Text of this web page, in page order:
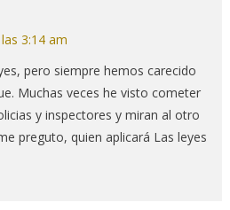
3:14 am
pero siempre hemos carecido
Muchas veces he visto cometer
y inspectores y miran al otro
preguto, quien aplicará Las leyes